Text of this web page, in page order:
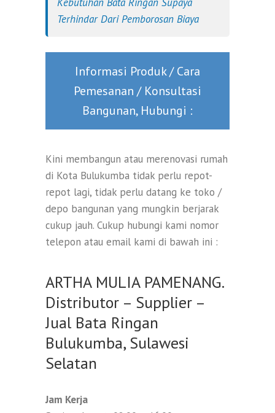
Terhindar Dari Pemborosan Biaya
Informasi Produk / Cara
Pemesanan / Konsultasi
Bangunan, Hubungi :
Kini membangun atau merenovasi rumah
di Kota Bulukumba tidak perlu repot-
repot lagi, tidak perlu datang ke toko /
depo bangunan yang mungkin berjarak
cukup jauh. Cukup hubungi kami nomor
telepon atau email kami di bawah ini :
ARTHA MULIA PAMENANG.
Distributor – Supplier –
Jual Bata Ringan
Bulukumba, Sulawesi
Selatan
Jam Kerja